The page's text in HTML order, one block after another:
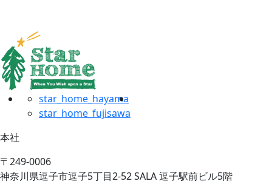
star_home_hayama
star_home_fujisawa
本社
〒249-0006
神奈川県逗子市逗子5丁目2-52 SALA 逗子駅前ビル5階